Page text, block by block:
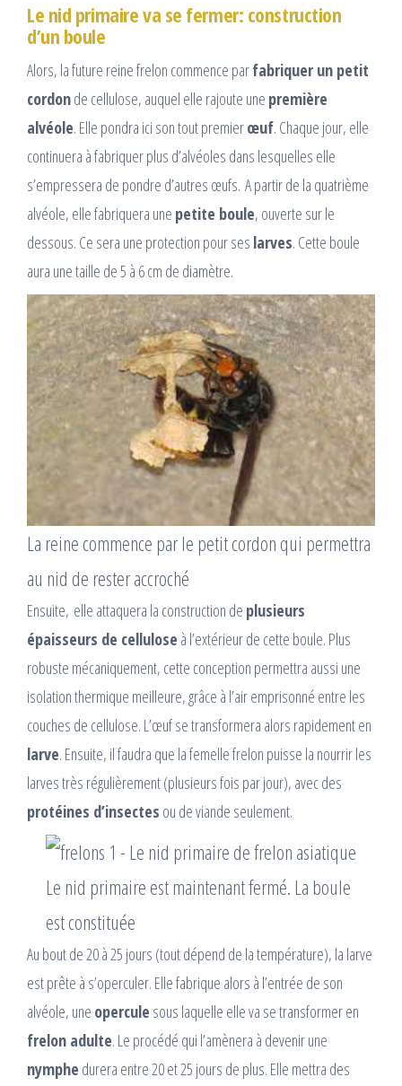
Le nid primaire va se fermer: construction
d’un boule
Alors, la future reine frelon commence parfabriquer un petit
cordonde cellulose, auquel elle rajoute une première
alvéole. Elle pondra ici son tout premierœuf. Chaque jour, elle
continuera à fabriquer plus d’alvéoles dans lesquelles elle
s’empressera de pondre d’autres œufs. A partir de la quatrième
alvéole, elle fabriquera une petite boule, ouverte sur le
dessous. Ce sera une protection pour ses larves. Cette boule
aura une taille de 5 à 6 cm de diamètre.
La reine commence par le petit cordon qui permettra
au nid de rester accroché
Ensuite, elle attaquera la construction de plusieurs
épaisseurs de cellulose à l’extérieur de cette boule. Plus
robuste mécaniquement, cette conception permettra aussi une
isolation thermique meilleure, grâce à l’air emprisonné entre les
couches de cellulose. L’œuf se transformera alors rapidement en
larve. Ensuite, il faudra que la femelle frelon puisse la nourrir les
larves très régulièrement (plusieurs fois par jour), avec des
protéines d’insectes ou de viande seulement.
Le nid primaire est maintenant fermé. La boule
est constituée
Au bout de 20 à 25 jours (tout dépend de la température), la larve
est prête à s’operculer. Elle fabrique alors à l’entrée de son
alvéole, une opercule sous laquelle elle va se transformer en
frelon adulte. Le procédé qui l’amènera à devenir une
nymphe durera entre 20 et 25 jours de plus. Elle mettra des